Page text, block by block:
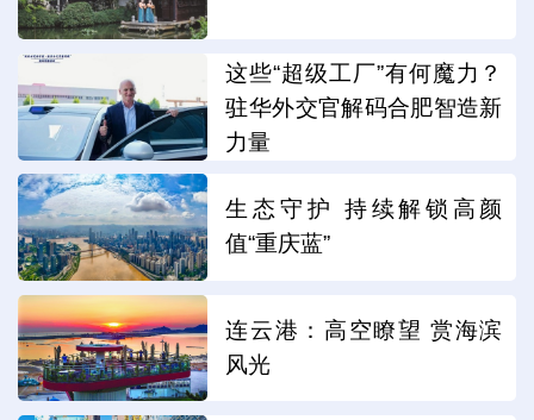
这些“超级工厂”有何魔力？
驻华外交官解码合肥智造新
力量
生态守护 持续解锁高颜
值“重庆蓝”
连云港：高空瞭望 赏海滨
风光